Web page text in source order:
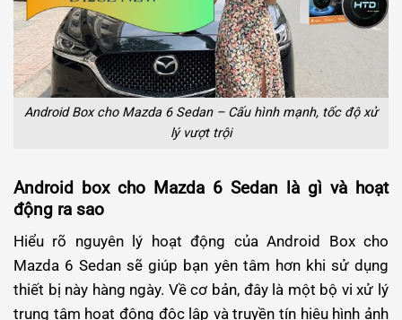
Android Box cho Mazda 6 Sedan – Cấu hình mạnh, tốc độ xử
lý vượt trội
Android box cho Mazda 6 Sedan là gì và hoạt
động ra sao
Hiểu rõ nguyên lý hoạt động của Android Box cho
Mazda 6 Sedan sẽ giúp bạn yên tâm hơn khi sử dụng
thiết bị này hàng ngày. Về cơ bản, đây là một bộ vi xử lý
trung tâm hoạt động độc lập và truyền tín hiệu hình ảnh